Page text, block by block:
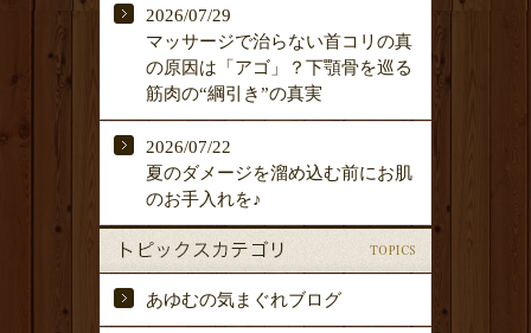
2026/07/29
マッサージで治らない首コリの真
の原因は「アゴ」？下顎骨を巡る
筋肉の“綱引き”の真実
2026/07/22
夏のダメージを溜め込む前にお肌
のお手入れを♪
あゆむの気まぐれブログ